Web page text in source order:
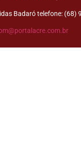
Badaró telefone: (68)